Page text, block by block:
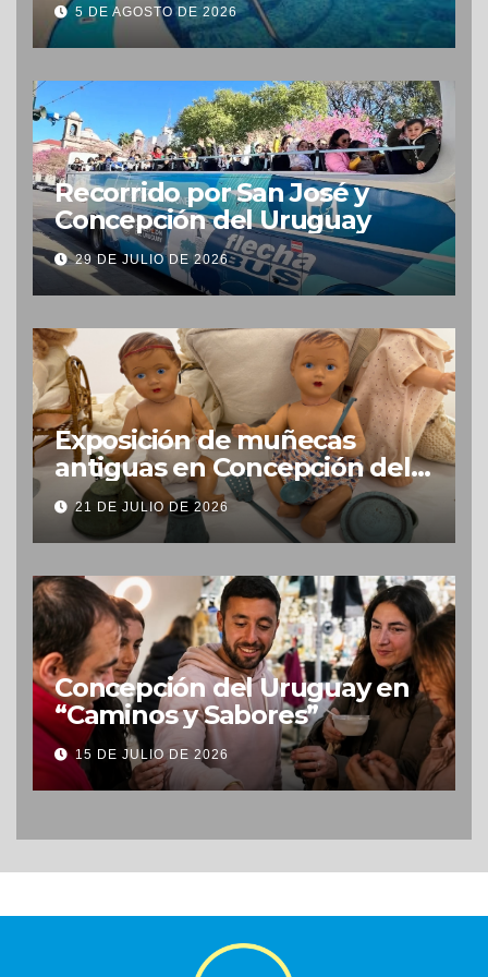
5 DE AGOSTO DE 2026
Recorrido por San José y
Concepción del Uruguay
29 DE JULIO DE 2026
Exposición de muñecas
antiguas en Concepción del
Uruguay
21 DE JULIO DE 2026
Concepción del Uruguay en
“Caminos y Sabores”
15 DE JULIO DE 2026